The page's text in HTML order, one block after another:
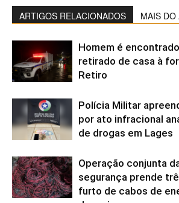
ARTIGOS RELACIONADOS MAIS DO
Homem é
retirado de casa à
Retiro
Polícia Militar
por ato infracional
de drogas em Lages
Operação conjunta
segurança prende
furto de cabos de